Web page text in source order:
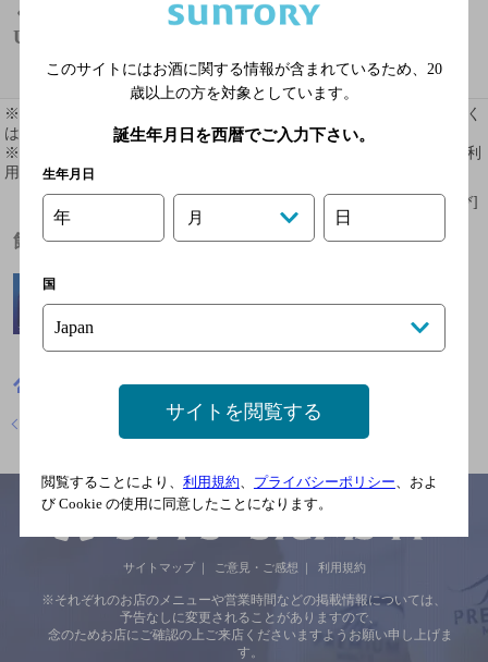
ぐるなび
URL
※ 掲載されている情報は最新の内容と異なる場合があります。詳しく
はお店にお問い合わせください。
※ 掲載されているリンク等の外部コンテンツはお客様のご判断でご利
用ください。
[情報提供：ぐるなび]
飲めるお酒
寿司 イオン松江内 回転寿司 すし日和
店舗トップに戻る
サイトマップ ご意見・ご感想 利用規約
※それぞれのお店のメニューや営業時間などの掲載情報については、
予告なしに変更されることがありますので、
念のためお店にご確認の上ご来店くださいますようお願い申し上げま
す。
このサイトにはお酒に関する情報が含まれているため、 20
歳以上の方を対象としています。
誕生年月日を西暦でご入力下さい。
生年月日
年 月 日
国
サイトを閲覧する
閲覧することにより、 利用規約、 プライバシーポリシー、およ
び Cookie の使用に同意したことになります。